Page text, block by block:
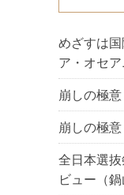
めざすは
ア・オセア
崩しの極意
崩しの極意
全日本選
ビュー（鍋